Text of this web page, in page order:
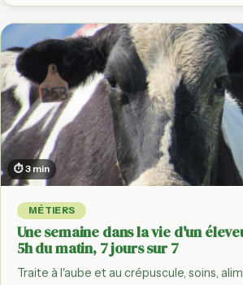
⏱ 3 min
MÉTIERS
Une semaine dans la vie d'un
5h du matin, 7 jours sur 7
Traite à l'aube et au crépuscule, soins,